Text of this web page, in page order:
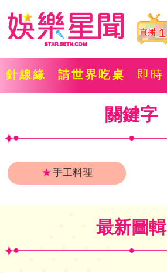
1
針線緣 請世界吃桌 即時
關鍵字
★手工料理
最新圖輯